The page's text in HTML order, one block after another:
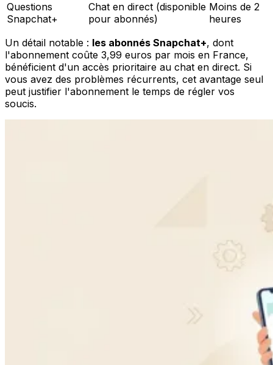
Questions
Snapchat+
Chat en direct (disponible
pour abonnés)
Moins de 2
heures
Un détail notable : les abonnés Snapchat+, dont
l'abonnement coûte 3,99 euros par mois en France,
bénéficient d'un accès prioritaire au chat en direct. Si
vous avez des problèmes récurrents, cet avantage seul
peut justifier l'abonnement le temps de régler vos
soucis.